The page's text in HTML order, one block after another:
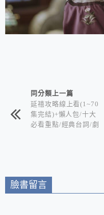
相連文章同分類上一篇
延禧攻略線上看(1~70
集完結)+懶人包/十大
必看重點/經典台詞/劇
臉書留言